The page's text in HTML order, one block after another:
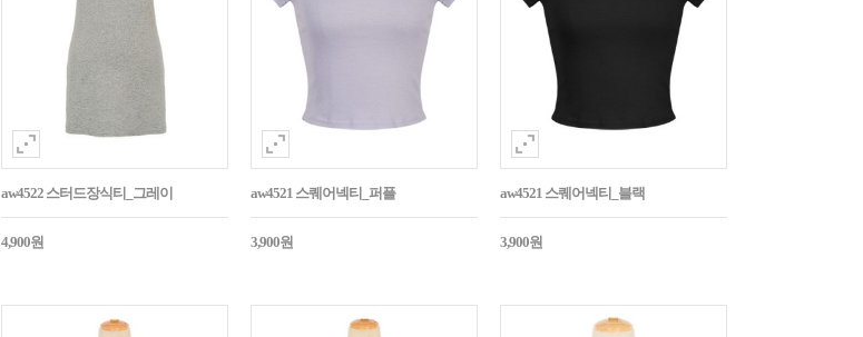
aw4522 스터드장식티_그레이
4,900원
aw4521 스퀘어넥티_퍼플
3,900원
aw4521 스퀘어넥티_블랙
3,900원